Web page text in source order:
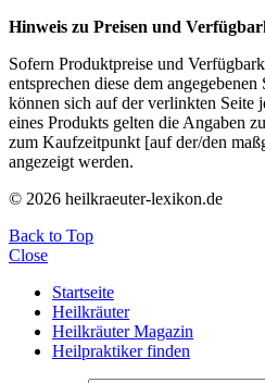
Hinweis zu Preisen und
Sofern Produktpreise und
entsprechen diese dem
können sich auf der verlinkten Seite
eines Produkts gelten die Angaben
zum Kaufzeitpunkt [auf der/den
angezeigt werden.
© 2026 heilkraeuter-lexikon.de
Back to Top
Close
Startseite
Heilkräuter
Heilkräuter Magazin
Heilpraktiker finden